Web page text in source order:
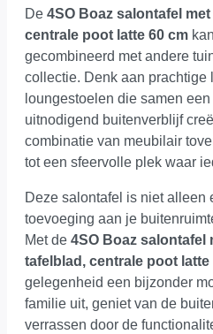
De 4SO Boaz salontafel
centrale poot latte 60 cm
gecombineerd met andere
collectie. Denk aan prachtige
loungestoelen die samen
uitnodigend buitenverblijf
combinatie van meubilair
tot een sfeervolle plek waar
Deze salontafel is niet alleen
toevoeging aan je
Met de 4SO Boaz salontafel
tafelblad, centrale poot latte
gelegenheid een bijzonder
familie uit, geniet van de
verrassen door de